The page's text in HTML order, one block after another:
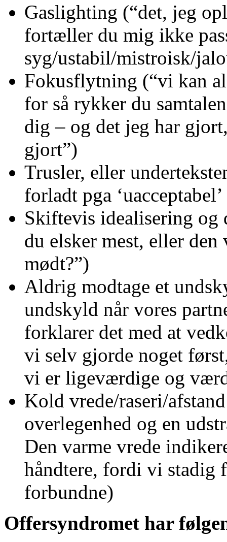
Gaslighting (“det, jeg
fortæller du mig ikke
syg/ustabil/mistroisk/
Fokusflytning (“vi kan
for så rykker du
dig – og det jeg har
gjort”)
Trusler, eller
forladt pga
Skiftevis idealisering og
du elsker mest, eller
mødt?”)
Aldrig modtage et
undskyld når vores
forklarer det med at
vi selv gjorde noget
vi er ligeværdige og
Kold vrede/raseri/
overlegenhed og en
Den varme vrede
håndtere, fordi vi stadig
forbundne)
Offersyndromet har